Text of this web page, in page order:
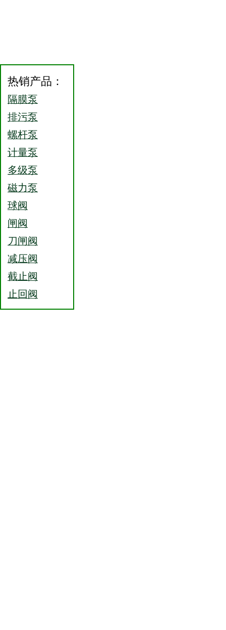
热销产品：
隔膜泵
排污泵
螺杆泵
计量泵
多级泵
磁力泵
球阀
闸阀
刀闸阀
减压阀
截止阀
止回阀